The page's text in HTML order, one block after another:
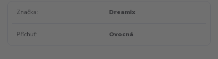
Značka Dreamix
Příchuť Ovocná